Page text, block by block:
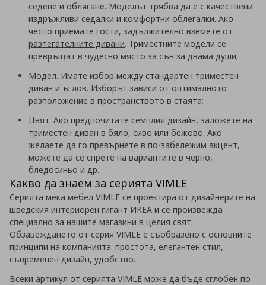
седене и облягане. Моделът трябва да е с качествени
издръжливи седалки и комфортни облегалки. Ако
често приемате гости, задължително вземете от
разтегателните дивани. Триместните модели се
превръщат в чудесно място за сън за двама души;
Модел. Имате избор между стандартен триместен
диван и ъглов. Изборът зависи от оптималното
разположение в пространството в стаята;
Цвят. Ако предпочитате семплия дизайн, заложете на
триместен диван в бяло, сиво или бежово. Ако
желаете да го превърнете в по-забележим акцент,
можете да се спрете на вариантите в черно,
бледосиньо и др.
Какво да знаем за серията VIMLE
Серията мека мебел VIMLE се проектира от дизайнерите на
шведския интериорен гигант ИКЕА и се произвежда
специално за нашите магазини в целия свят.
Обзавеждането от серия VIMLE е съобразено с основните
принципи на компанията: простота, елегантен стил,
съвременен дизайн, удобство.
Всеки артикул от серията VIMLE може да бъде сглобен по